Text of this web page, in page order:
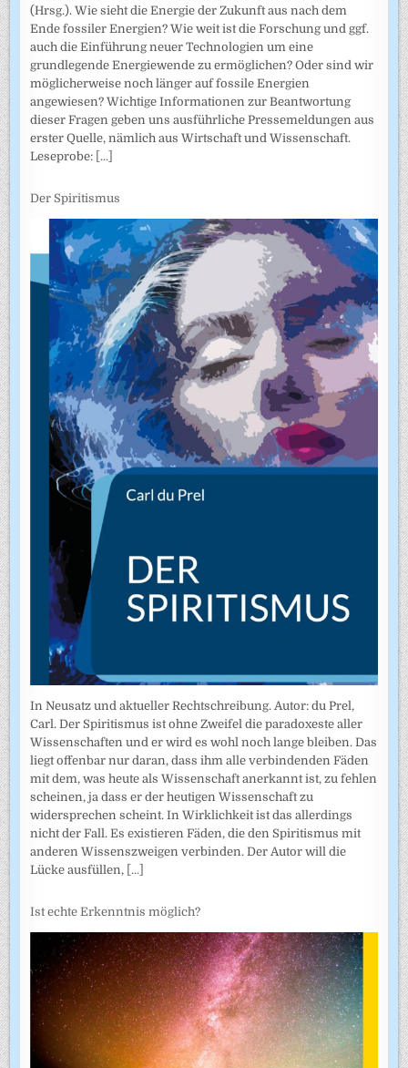
(Hrsg.). Wie sieht die Energie der Zukunft aus nach dem
Ende fossiler Energien? Wie weit ist die Forschung und ggf.
auch die Einführung neuer Technologien um eine
grundlegende Energiewende zu ermöglichen? Oder sind wir
möglicherweise noch länger auf fossile Energien
angewiesen? Wichtige Informationen zur Beantwortung
dieser Fragen geben uns ausführliche Pressemeldungen aus
erster Quelle, nämlich aus Wirtschaft und Wissenschaft.
Leseprobe: [...]
Der Spiritismus
In Neusatz und aktueller Rechtschreibung. Autor: du Prel,
Carl. Der Spiritismus ist ohne Zweifel die paradoxeste aller
Wissenschaften und er wird es wohl noch lange bleiben. Das
liegt offenbar nur daran, dass ihm alle verbindenden Fäden
mit dem, was heute als Wissenschaft anerkannt ist, zu fehlen
scheinen, ja dass er der heutigen Wissenschaft zu
widersprechen scheint. In Wirklichkeit ist das allerdings
nicht der Fall. Es existieren Fäden, die den Spiritismus mit
anderen Wissenszweigen verbinden. Der Autor will die
Lücke ausfüllen, [...]
Ist echte Erkenntnis möglich?